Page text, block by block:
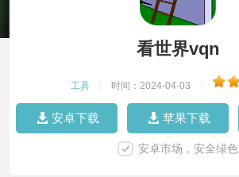
看世界vqn
工具 时间：2024-04-03
安卓下载 苹果下载
安卓市场，安全绿色